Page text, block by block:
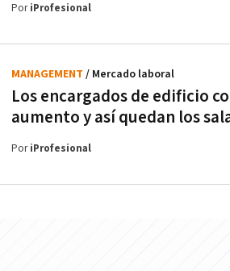
PoriProfesional
Los encargados de edificio
aumento y así quedan los
MANAGEMENT / Mercado laboral
PoriProfesional